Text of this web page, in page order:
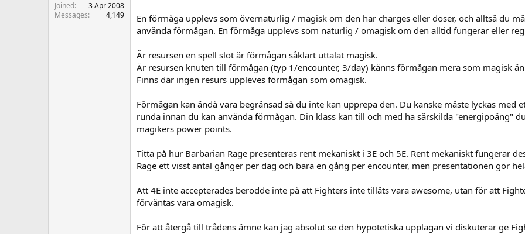
Joined
3 Apr 2008
Messages
4,149
En förmåga upplevs som övernaturlig / magisk om den har charges eller doser, och alltså du
använda förmågan. En förmåga upplevs som naturlig / omagisk om den alltid fungerar eller
Är resursen en spell slot är förmågan såklart uttalat magisk.
Är resursen knuten till förmågan (typ 1/encounter, 3/day) känns förmågan mera som magisk
Finns där ingen resurs uppleves förmågan som omagisk.
Förmågan kan ändå vara begränsad så du inte kan upprepa den. Du kanske måste lyckas med
runda innan du kan använda förmågan. Din klass kan till och med ha särskilda "energipoäng"
magikers power points.
Titta på hur Barbarian Rage presenteras rent mekaniskt i 3E och 5E. Rent mekaniskt fungerar
Rage ett visst antal gånger per dag och bara en gång per encounter, men presentationen gör
Att 4E inte accepterades berodde inte på att Fighters inte tillåts vara awesome, utan för att
förväntas vara omagisk.
För att återgå till trådens ämne kan jag absolut se den hypotetiska upplagan vi diskuterar ge